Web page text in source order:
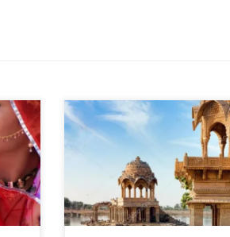
राजस्थान में घूमने के लिए बेहतरीन
जयपुर जोधपुर उदयपुर जैसलमेर
पुष्करी माउंट आबू अजमेर चित्तौड़गढ़
रणथंभौर केवलादेव राष्ट्रीय उद्यान
कुम्भलगढ़ नीमराना फोर्ट पैलेस मंडावा